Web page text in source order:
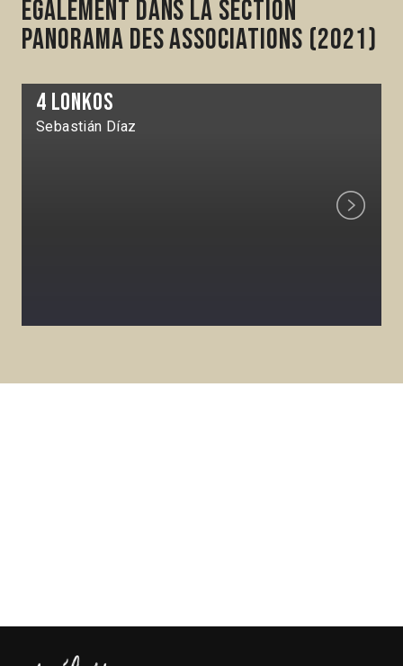
Également dans la section
Panorama des associations (2021)
4 Lonkos
Sebastián Díaz
Next